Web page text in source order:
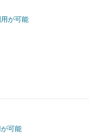
が可能
可能